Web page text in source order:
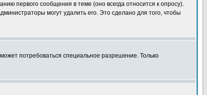
первого сообщения в теме (оно всегда относится к опросу).
могут удалить его. Это сделано для того, чтобы
потребоваться специальное разрешение. Только